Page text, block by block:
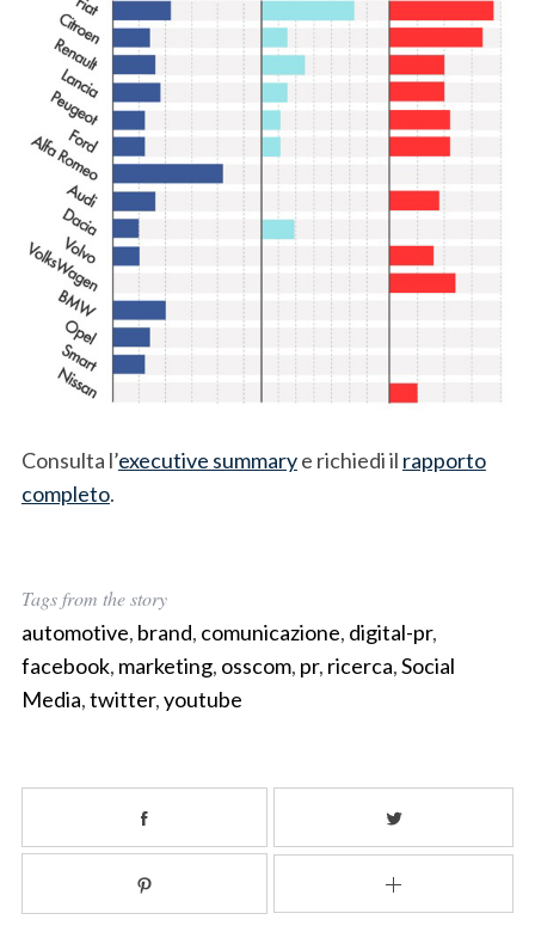
Consulta l’executive summarye richiedi il rapporto
completo.
Tags from the story
automotive, brand, comunicazione, digital-pr,
facebook, marketing, osscom, pr, ricerca,Social
Media,twitter,youtube
e
a
r
c
h
o
r
: